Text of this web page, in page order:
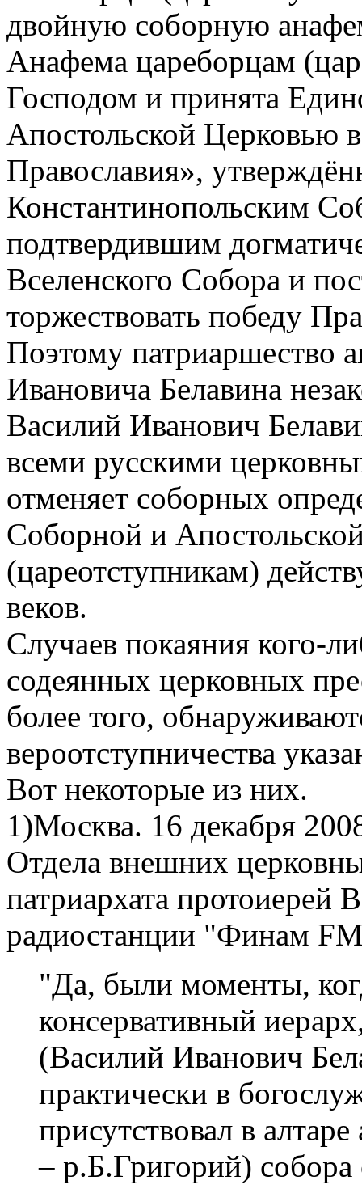
двойную соборную
Анафема цареборцам
Господом и принята
Апостольской Церковью
Православия»,
Константинопольским
подтвердившим
Вселенского Собора и
торжествовать победу
Поэтому патриаршество
Ивановича Белавина
Василий Иванович
всеми русскими
отменяет соборных
Соборной и
(цареотступникам)
веков.
Случаев покаяния кого-
содеянных церковных
более того,
вероотступничества
Вот некоторые из них.
1)Москва. 16 декабря
Отдела внешних
патриархата протоиерей
радиостанции "Финам
"Да, были моменты,
консервативный
(Василий Иванович
практически в
присутствовал в
– р.Б.Григорий)